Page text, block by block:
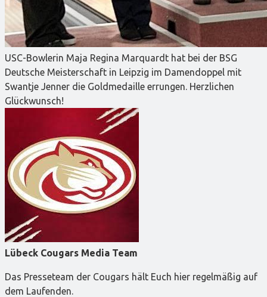
USC-Bowlerin Maja Regina Marquardt hat bei der BSG
Deutsche Meisterschaft in Leipzig im Damendoppel mit
Swantje Jenner die Goldmedaille errungen. Herzlichen
Glückwunsch!
Lübeck Cougars Media Team
Das Presseteam der Cougars hält Euch hier regelmäßig auf
dem Laufenden.